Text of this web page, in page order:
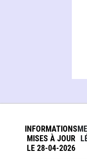
INFORMATIONS
MISES À JOUR
LE 28-04-2026